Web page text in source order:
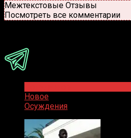
Межтекстовые Отзывы
Посмотреть все комментарии
Новое
Осуждения